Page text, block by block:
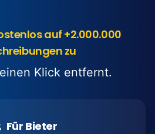
auf +2.000.000
zu
Klick entfernt.
Für Bieter